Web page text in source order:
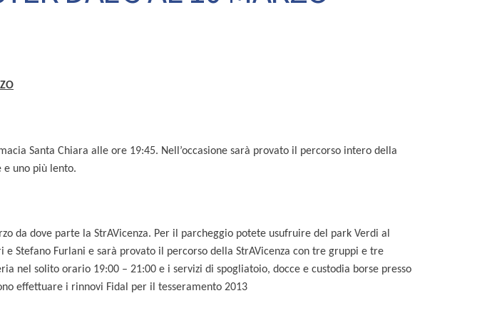
Santa Chiara alle ore 19:45. Nell’occasione sarà provato il percorso intero della
e uno più lento.
da dove parte la StrAVicenza. Per il parcheggio potete usufruire del park Verdi al
Stefano Furlani e sarà provato il percorso della StrAVicenza con tre gruppi e tre
nel solito orario 19:00 – 21:00 e i servizi di spogliatoio, docce e custodia borse presso
effettuare i rinnovi Fidal per il tesseramento 2013